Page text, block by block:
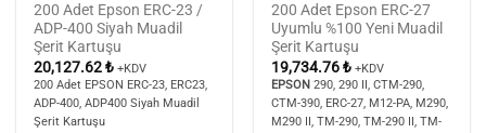
200 Adet Epson ERC-23 /
ADP-400 Siyah Muadil
Şerit Kartuşu
20,127.62₺ +KDV
200 Adet EPSON ERC-23, ERC23,
ADP-400, ADP400 Siyah Muadil
Şerit Kartuşu
200 Adet Epson ERC-27
Uyumlu %100 Yeni Muadil
Şerit Kartuşu
19,734.76₺ +KDV
EPSON 290, 290 II, CTM-290,
CTM-390, ERC-27, M12-PA, M290,
M290 II, TM-290, TM-290 II, TM-